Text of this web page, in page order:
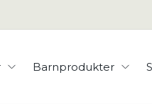
Barnprodukter